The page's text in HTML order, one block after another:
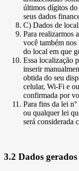
últimos dígitos do
seus dados
C) Dados de
Para realizarmos
você também
do local em que
Essa localização
inserir
obtida do seu
celular, Wi-Fi e
confirmada por
Para fins da lei
ou qualquer lei
será considerada
3.2 Dados